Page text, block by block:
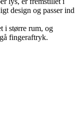
design og passer ind
i større rum, og
fingeraftryk.